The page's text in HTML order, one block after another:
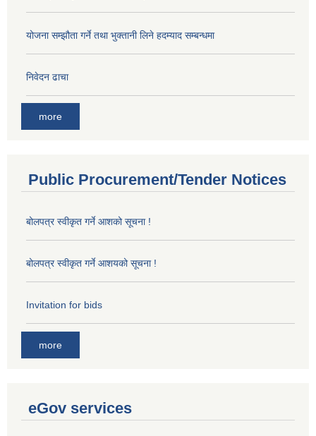
योजना सम्झौता गर्ने तथा भुक्तानी लिने हदम्याद सम्बन्धमा
निवेदन ढाचा
more
Public Procurement/Tender Notices
बोलपत्र स्वीकृत गर्ने आशको सूचना !
बोलपत्र स्वीकृत गर्ने आशयको सूचना !
Invitation for bids
more
eGov services